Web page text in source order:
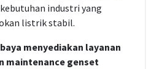
industri yang
listrik stabil.
menyediakan layanan
maintenance genset